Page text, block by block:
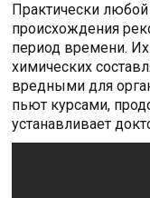
Практически любой
происхождения
период времени.
химических
вредными для
пьют курсами,
устанавливает